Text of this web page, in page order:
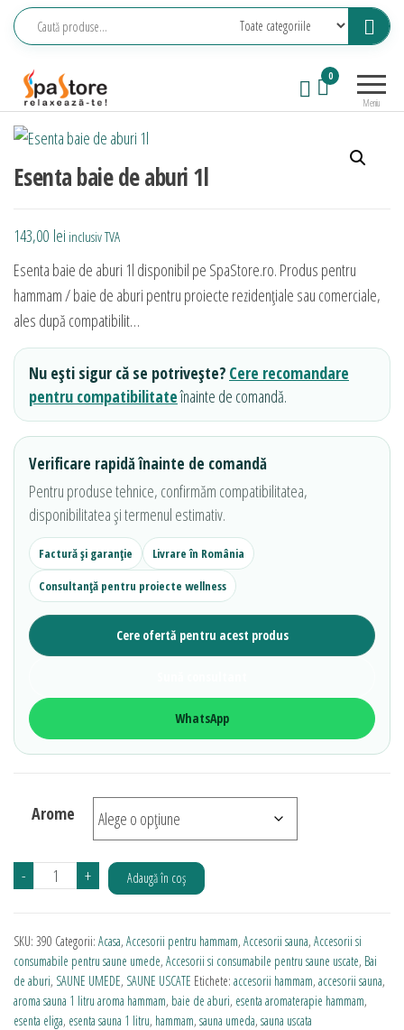
Sari
saune,
piscine, SPA,
wellness
Meniu
0
Esenta baie de aburi 1l
143,00 lei inclusiv TVA
Esenta baie de aburi 1l disponibil pe SpaStore.ro. Produs pentru
hammam / baie de aburi pentru proiecte rezidențiale sau comerciale,
ales după compatibilit…
Nu ești sigur că se potrivește? Cere recomandare
pentru compatibilitateînainte de comandă.
Verificare rapidă înainte de comandă
Pentru produse tehnice, confirmăm compatibilitatea,
disponibilitatea și termenul estimativ.
Factură și garanție
Livrare în România
Consultanță pentru proiecte wellness
Cere ofertă pentru acest produs
WhatsApp
Arome
-
Cantitate
de
aburi
1l
+ Adaugă în coș
SKU: 390 Categorii: Acasa, Accesorii pentru hammam, Accesorii sauna, Accesorii si
consumabile pentru saune umede, Accesorii si consumabile pentru saune uscate, Bai
de aburi, SAUNE UMEDE, SAUNE USCATE Etichete: accesorii hammam, accesorii sauna,
aroma sauna 1 litru aroma hammam, baie de aburi, esenta aromaterapie hammam,
esenta eliga, esenta sauna 1 litru, hammam, sauna umeda, sauna uscata